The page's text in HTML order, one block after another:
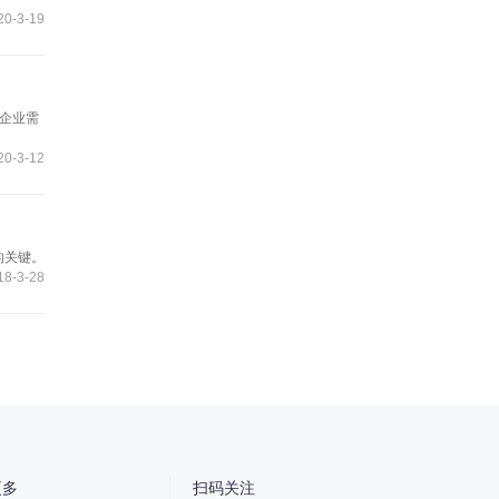
3-19
业需
3-12
键。
3-28
扫码关注